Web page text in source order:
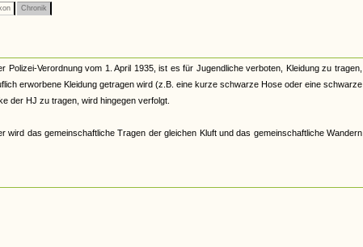
Chronik
Verordnung vom 1. April 1935, ist es für Jugendliche verboten, Kleidung zu tragen,
erworbene Kleidung getragen wird (z.B. eine kurze schwarze Hose oder eine schwarze
der HJ zu tragen, wird hingegen verfolgt.
das gemeinschaftliche Tragen der gleichen Kluft und das gemeinschaftliche Wandern